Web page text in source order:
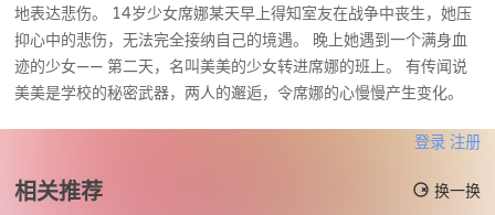
地表达悲伤。 14岁少女席娜某天早上得知室友在战争中丧生，她压
抑心中的悲伤，无法完全接纳自己的境遇。 晚上她遇到一个满身血
迹的少女—— 第二天，名叫美美的少女转进席娜的班上。 有传闻说
美美是学校的秘密武器，两人的邂逅，令席娜的心慢慢产生变化。
登录 注册
相关推荐 换一换